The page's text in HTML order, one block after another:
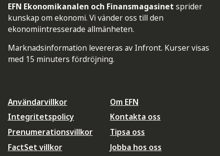
EFN Ekonomikanalen och Finansmagasinet sprider
kunskap om ekonomi. Vi vänder oss till den
ekonomiintresserade allmänheten.
Marknadsinformation levereras av Infront. Kurser visas
med 15 minuters fördröjning.
Användarvillkor
Integritetspolicy
Prenumerationsvillkor
FactSet villkor
Om EFN
Kontakta oss
Tipsa oss
Jobba hos oss